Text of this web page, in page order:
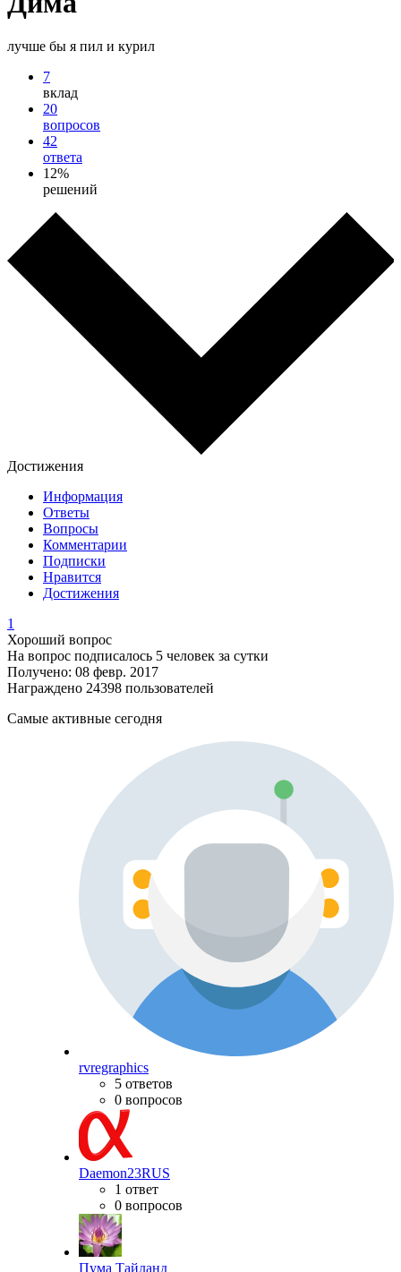
лучше бы я пил и курил
7
вклад
20
вопросов
42
ответа
12%
решений
Достижения
Информация
Ответы
Вопросы
Комментарии
Подписки
Нравится
Достижения
1
Хороший вопрос
На вопрос подписалось 5 человек за сутки
Получено: 08 февр. 2017
Награждено 24398 пользователей
Самые активные сегодня
rvregraphics
5 ответов
0 вопросов
Daemon23RUS
1 ответ
0 вопросов
Пума Тайланд